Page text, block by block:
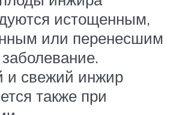
истощенным,
или перенесшим
и свежий инжир
также при